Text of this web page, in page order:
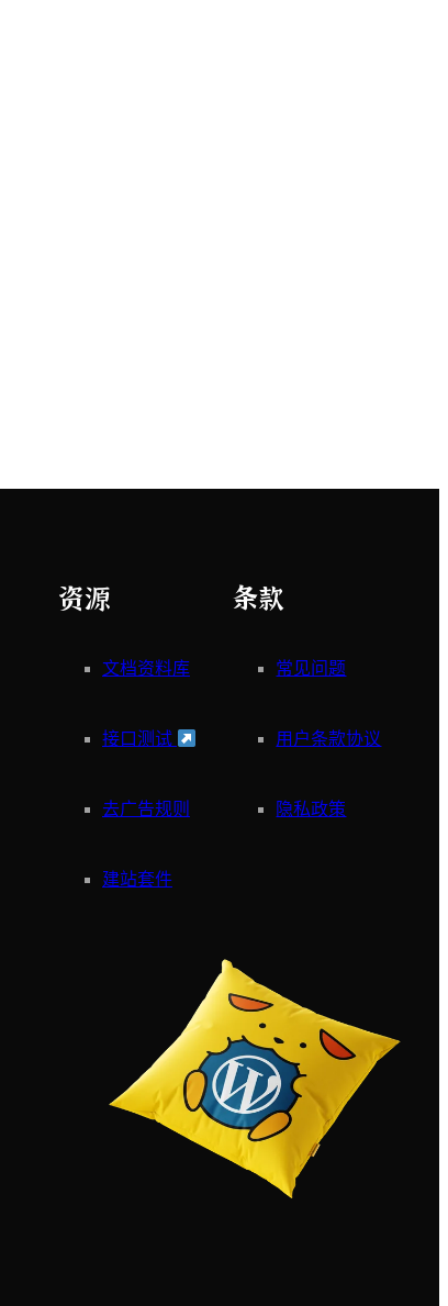
资源
文档资料库
接口测试
去广告规则
建站套件
条款
常见问题
用户条款协议
隐私政策